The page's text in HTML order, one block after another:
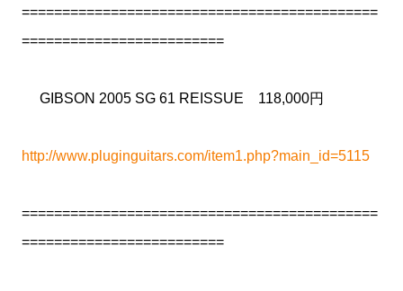
============================================
=========================
GIBSON 2005 SG 61 REISSUE 118,000円
http://www.pluginguitars.com/item1.php?main_id=5115
============================================
=========================